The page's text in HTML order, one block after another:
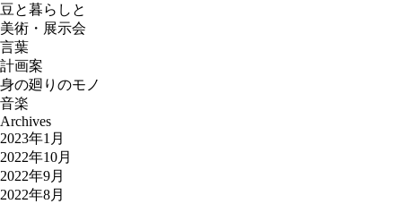
豆と暮らしと
美術・展示会
言葉
計画案
身の廻りのモノ
音楽
Archives
2023年1月
2022年10月
2022年9月
2022年8月